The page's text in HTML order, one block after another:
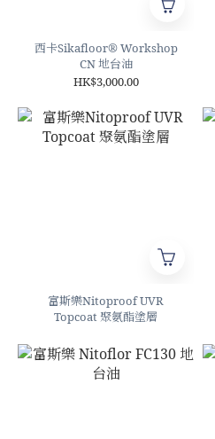
西卡Sikafloor® Workshop
CN 地台油
HK$3,000.00
富斯樂Nitoproof UVR
Topcoat 聚氨酯塗層